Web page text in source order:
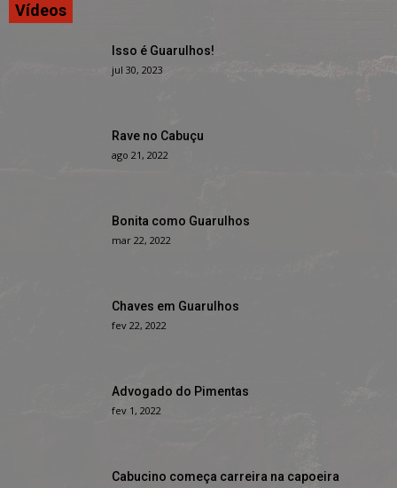
Vídeos
Isso é Guarulhos!
jul 30, 2023
Rave no Cabuçu
ago 21, 2022
Bonita como Guarulhos
mar 22, 2022
Chaves em Guarulhos
fev 22, 2022
Advogado do Pimentas
fev 1, 2022
Cabucino começa carreira na capoeira